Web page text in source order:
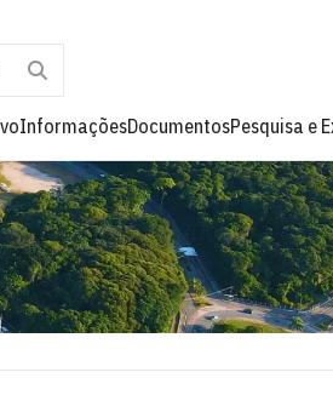
InformaçõesDocumentosPesquisa e